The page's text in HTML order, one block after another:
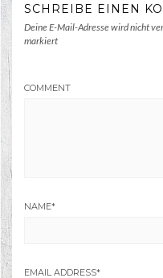
SCHREIBE EINEN
Deine E-Mail-Adresse wird nicht
markiert
COMMENT
NAME*
EMAIL ADDRESS*